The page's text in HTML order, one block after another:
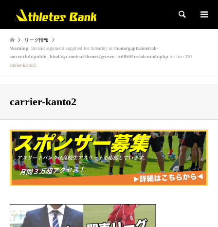
検索
リーグ情報
Warning: Invalid argument supplied for foreach() in /home/gaptrainer/ab-
soccer.club/public_html/wp-content/themes/gensen_tcd050/breadcrumb.php on line 110
carrier-kanto2
carrier-kanto2